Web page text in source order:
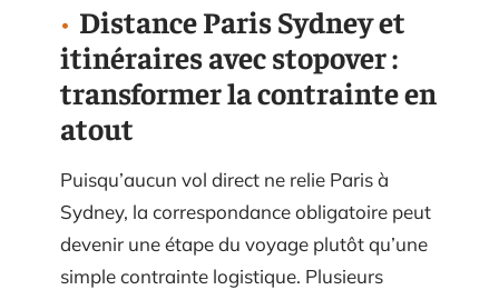
Distance Paris Sydney et
itinéraires avec stopover :
transformer la contrainte en
atout
Puisqu’aucun vol direct ne relie Paris à
Sydney, la correspondance obligatoire peut
devenir une étape du voyage plutôt qu’une
simple contrainte logistique. Plusieurs